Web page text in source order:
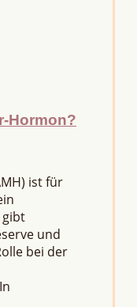
Hormon?
ist für
gibt
und
bei der